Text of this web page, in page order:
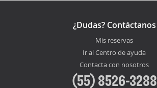
¿Dudas? Contáctanos
Mis reservas
Ir al Centro de ayuda
Contacta con nosotros
(55) 8526-3288